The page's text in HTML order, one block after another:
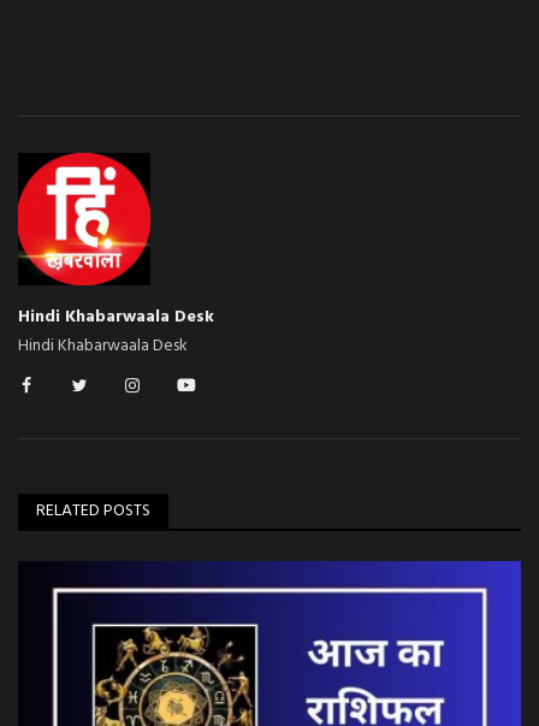
Hindi Khabarwaala Desk
Hindi Khabarwaala Desk
RELATED POSTS